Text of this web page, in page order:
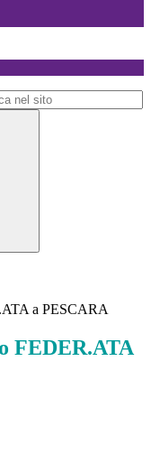
a PESCARA
FEDER.ATA